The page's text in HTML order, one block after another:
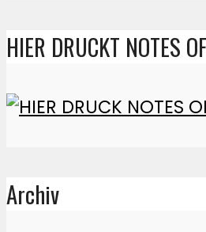
HIER DRUCKT NOTES
Archiv